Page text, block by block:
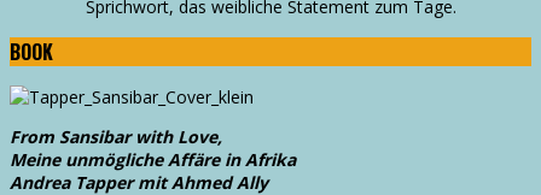
Sprichwort, das weibliche Statement zum Tage.
BOOK
From Sansibar with Love,
Meine unmögliche Affäre in Afrika
Andrea Tapper mit Ahmed Ally